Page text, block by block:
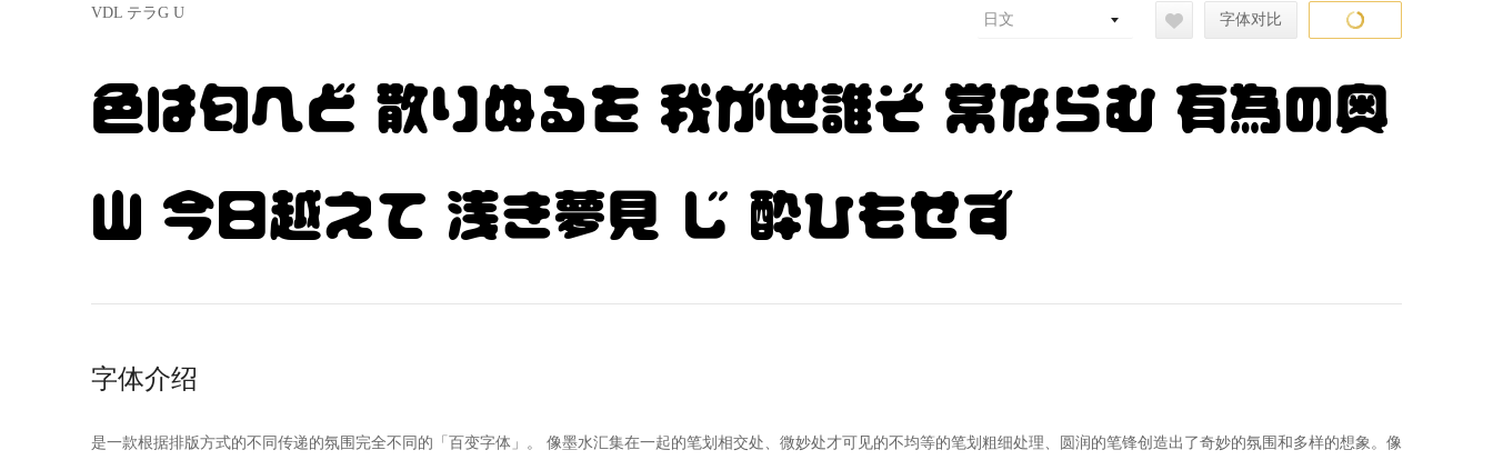
VDL テラG U 字体对比
日文
色は匂へど 散りぬるを 我が世誰ぞ 常ならむ 有為の奥
山 今日越えて 浅き夢見 じ 酔ひもせず
字体介绍
是一款根据排版方式的不同传递的氛围完全不同的「百变字体」。 像墨水汇集在一起的笔划相交处、微妙处才可见的不均等的笔划粗细处理、圆润的笔锋创造出了奇妙的氛围和多样的想象。像